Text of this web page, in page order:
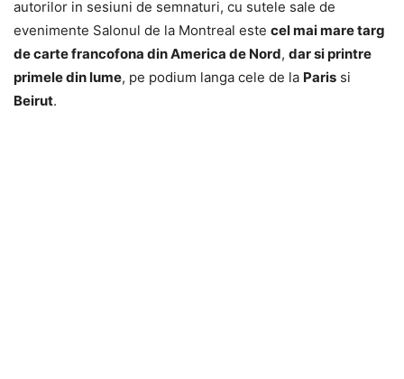
autorilor in sesiuni de semnaturi, cu sutele sale de
evenimente Salonul de la Montreal este cel mai mare targ
de carte francofona din America de Nord, dar si printre
primele din lume, pe podium langa cele de la Paris si
Beirut.